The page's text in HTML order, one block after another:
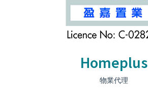
Homeplus
物業代理